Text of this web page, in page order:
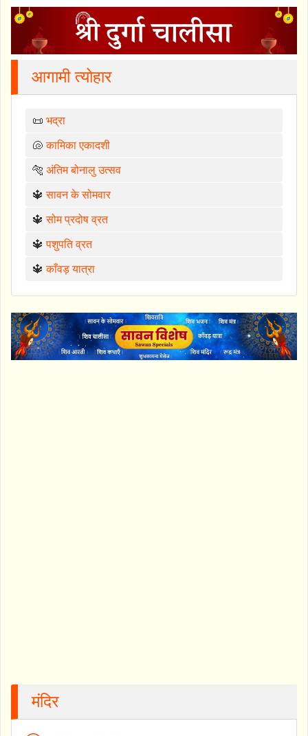
आगामी त्योहार
📜 भद्रा
🐚कामिका एकादशी
🐅 अंतिम बोनालु उत्सव
🔱सावन के सोमवार
🔱सोम प्रदोष व्रत
🔱पशुपति व्रत
🔱काँवड़ यात्रा
मंदिर